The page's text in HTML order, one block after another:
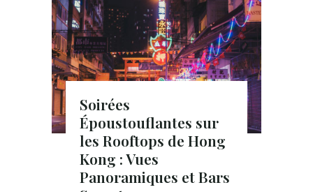
Soirées
Époustouflantes sur
les Rooftops de Hong
Kong : Vues
Panoramiques et Bars